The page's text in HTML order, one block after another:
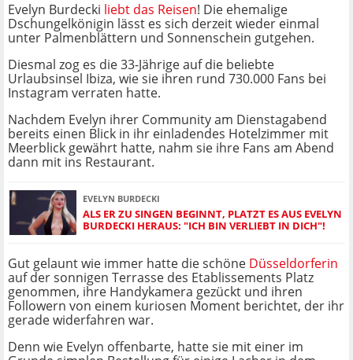
Evelyn Burdecki liebt das Reisen! Die ehemalige
Dschungelkönigin lässt es sich derzeit wieder einmal
unter Palmenblättern und Sonnenschein gutgehen.
Diesmal zog es die 33-Jährige auf die beliebte
Urlaubsinsel Ibiza, wie sie ihren rund 730.000 Fans bei
Instagram verraten hatte.
Nachdem Evelyn ihrer Community am Dienstagabend
bereits einen Blick in ihr einladendes Hotelzimmer mit
Meerblick gewährt hatte, nahm sie ihre Fans am Abend
dann mit ins Restaurant.
EVELYN BURDECKI
ALS ER ZU SINGEN BEGINNT, PLATZT ES AUS EVELYN
BURDECKI HERAUS: "ICH BIN VERLIEBT IN DICH"!
Gut gelaunt wie immer hatte die schöne Düsseldorferin
auf der sonnigen Terrasse des Etablissements Platz
genommen, ihre Handykamera gezückt und ihren
Followern von einem kuriosen Moment berichtet, der ihr
gerade widerfahren war.
Denn wie Evelyn offenbarte, hatte sie mit einer im